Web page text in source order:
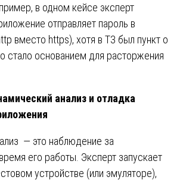
в одном кейсе эксперт
отправляет пароль в
вместо https), хотя в ТЗ был пункт о
стало основанием для расторжения
анализ и отладка
— это наблюдение за
его работы. Эксперт запускает
устройстве (или эмуляторе),